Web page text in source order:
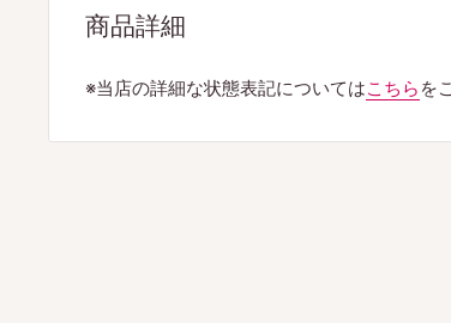
商品詳細
※当店の詳細な状態表記についてはこちら を